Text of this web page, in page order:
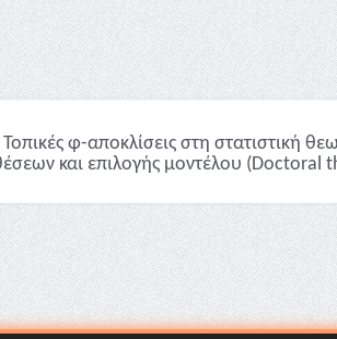
φ-αποκλίσεις στη στατιστική
και επιλογής μοντέλου (Doctoral